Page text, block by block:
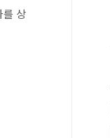
를 상